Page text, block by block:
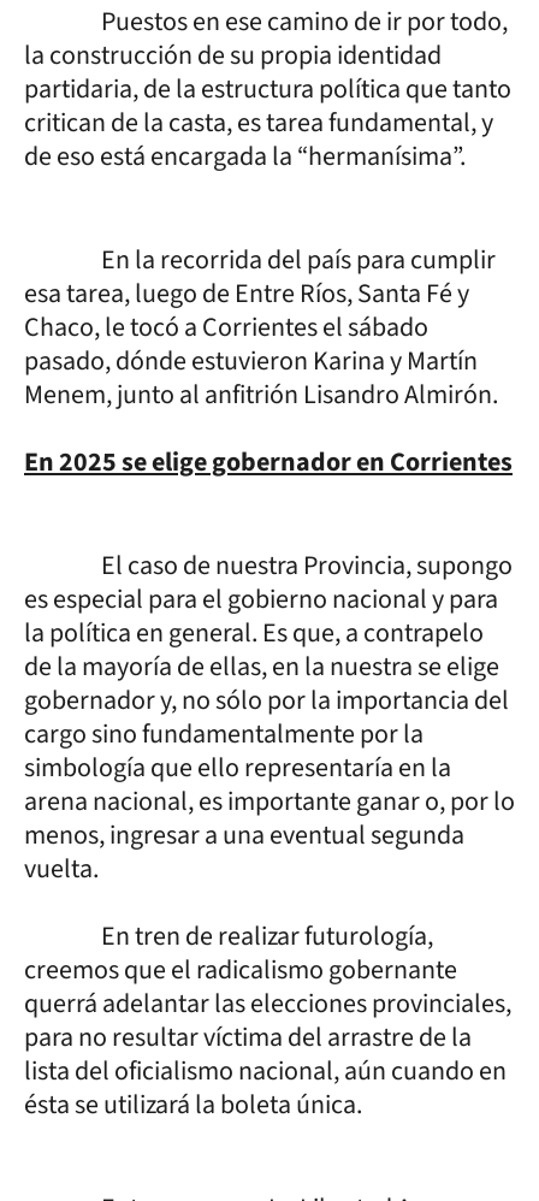
Puestos en ese camino de ir por todo,
la construcción de su propia identidad
partidaria, de la estructura política que tanto
critican de la casta, es tarea fundamental, y
de eso está encargada la “hermanísima”.
En la recorrida del país para cumplir
esa tarea, luego de Entre Ríos, Santa Fé y
Chaco, le tocó a Corrientes el sábado
pasado, dónde estuvieron Karina y Martín
Menem, junto al anfitrión Lisandro Almirón.
En 2025 se elige gobernador en Corrientes
El caso de nuestra Provincia, supongo
es especial para el gobierno nacional y para
la política en general. Es que, a contrapelo
de la mayoría de ellas, en la nuestra se elige
gobernador y, no sólo por la importancia del
cargo sino fundamentalmente por la
simbología que ello representaría en la
arena nacional, es importante ganar o, por lo
menos, ingresar a una eventual segunda
vuelta.
En tren de realizar futurología,
creemos que el radicalismo gobernante
querrá adelantar las elecciones provinciales,
para no resultar víctima del arrastre de la
lista del oficialismo nacional, aún cuando en
ésta se utilizará la boleta única.